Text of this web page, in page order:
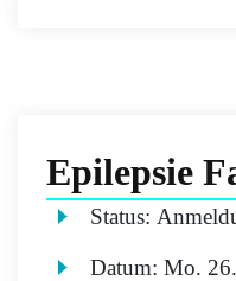
Epilepsie
Status:
Datum:Mo.